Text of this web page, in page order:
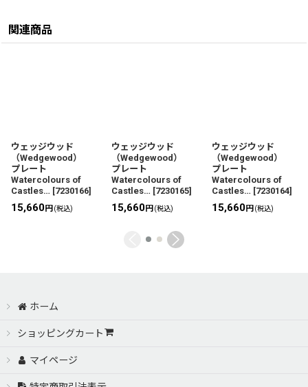
関連商品
ウェッジウッド
（Wedgewood）
プレート
Watercolours of
Castles… [7230166]
15,660円(税込)
ウェッジウッド
（Wedgewood）
プレート
Watercolours of
Castles… [7230165]
15,660円(税込)
ウェッジウッド
（Wedgewood）
プレート
Watercolours of
Castles… [7230164]
15,660円(税込)
ホーム
ショッピングカート
マイページ